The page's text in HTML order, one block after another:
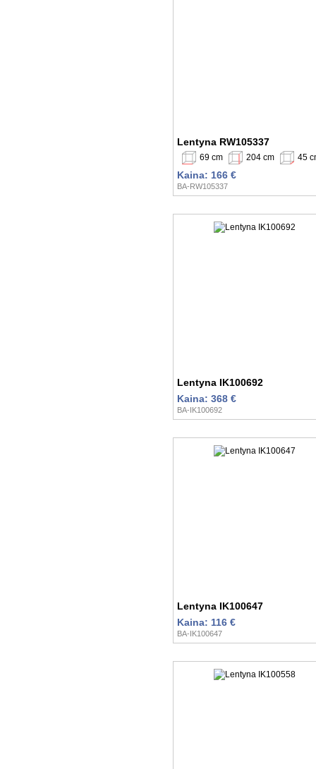
Lentyna RW105337
69 cm 204 cm 45
Kaina: 166 €
BA-RW105337
Lentyna IK100692
Kaina: 368 €
BA-IK100692
Lentyna IK100647
Kaina: 116 €
BA-IK100647